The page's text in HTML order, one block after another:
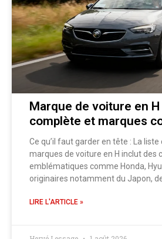
Marque de voiture en
complète et marques
Ce qu’il faut garder en tête : La
marques de voiture en H inclut des
emblématiques comme Honda,
originaires notamment du Japon,
LIRE L'ARTICLE »